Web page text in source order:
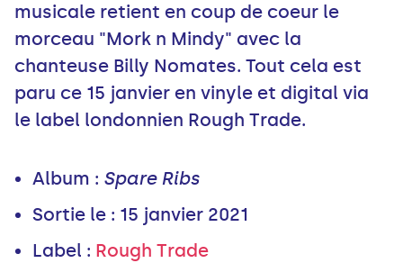
musicale retient en coup de coeur le
morceau "Mork n Mindy" avec la
chanteuse Billy Nomates. Tout cela est
paru ce 15 janvier en vinyle et digital via
le label londonnien Rough Trade.
Album : Spare Ribs
Sortie le : 15 janvier 2021
Label : Rough Trade